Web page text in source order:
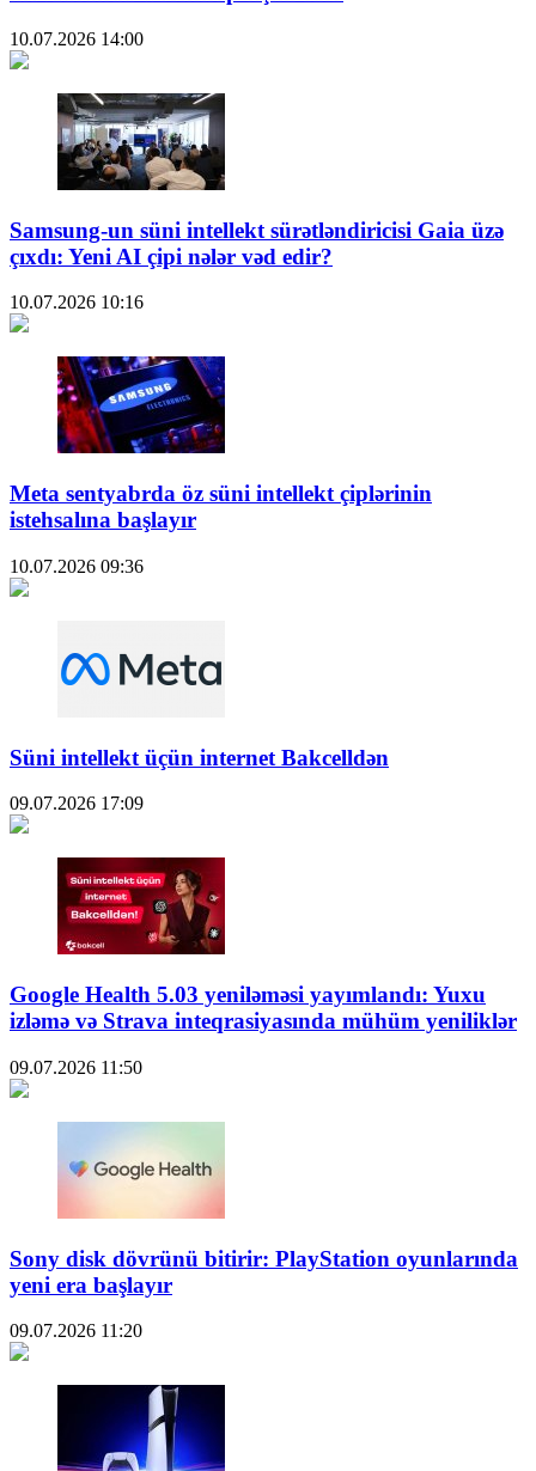
10.07.2026 14:00
Samsung-un süni intellekt sürətləndiricisi Gaia üzə
çıxdı: Yeni AI çipi nələr vəd edir?
10.07.2026 10:16
Meta sentyabrda öz süni intellekt çiplərinin
istehsalına başlayır
10.07.2026 09:36
Süni intellekt üçün internet Bakcelldən
09.07.2026 17:09
Google Health 5.03 yeniləməsi yayımlandı: Yuxu
izləmə və Strava inteqrasiyasında mühüm yeniliklər
09.07.2026 11:50
Sony disk dövrünü bitirir: PlayStation oyunlarında
yeni era başlayır
09.07.2026 11:20